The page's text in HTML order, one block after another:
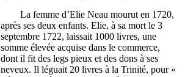
La femme d’Elie Neau mourut en 1720,
après ses deux enfants. Elie, à sa mort le 3
septembre 1722, laissait 1000 livres, une
somme élevée acquise dans le commerce,
dont il fit des legs pieux et des dons à ses
neveux. Il léguait 20 livres à la Trinité, pour «